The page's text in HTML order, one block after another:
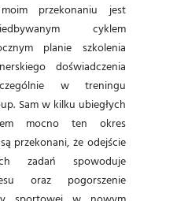
przekonaniu jest
cyklem
planie szkolenia
doświadczenia
w treningu
Sam w kilku ubiegłych
mocno ten okres
przekonani, że odejście
zadań spowoduje
oraz pogorszenie